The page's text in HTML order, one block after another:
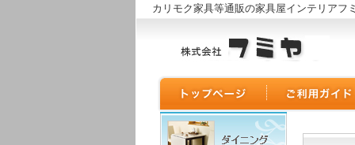
カリモク家具等通販の家具屋インテリアフ